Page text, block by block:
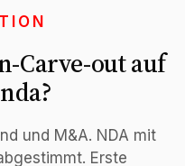
Carve-out auf
und M&A. NDA mit
Erste